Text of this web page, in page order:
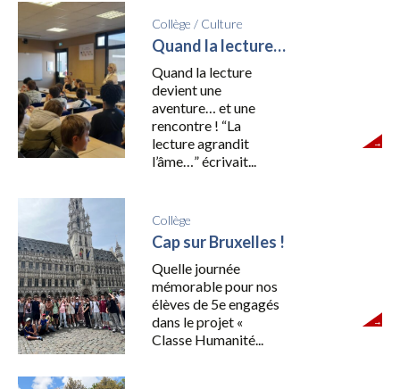
Collège / Culture
Quand la lecture…
Quand la lecture
devient une
aventure… et une
rencontre ! “La
lecture agrandit
l’âme…” écrivait...
Collège
Cap sur Bruxelles !
Quelle journée
mémorable pour nos
élèves de 5e engagés
dans le projet «
Classe Humanité...